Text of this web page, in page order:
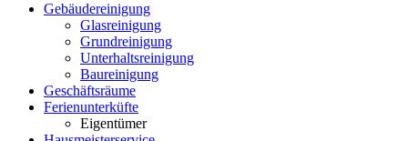
Gebäudereinigung
Glasreinigung
Grundreinigung
Unterhaltsreinigung
Baureinigung
Geschäftsräume
Ferienunterküfte
Eigentümer